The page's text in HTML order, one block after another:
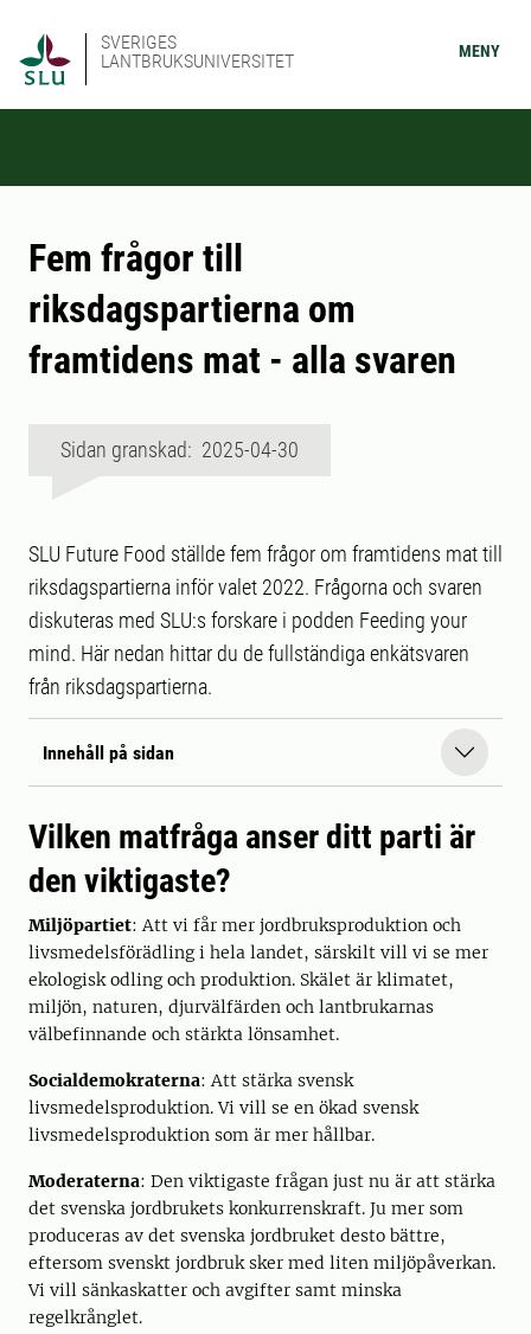
SVERIGES
LANTBRUKSUNIVERSITET
MENY
Fem frågor till
riksdagspartierna om
framtidens mat - alla svaren
Sidan granskad: 2025-04-30
SLU Future Food ställde fem frågor om framtidens mat till
riksdagspartierna inför valet 2022. Frågorna och svaren
diskuteras med SLU:s forskare i podden Feeding your
mind. Här nedan hittar du de fullständiga enkätsvaren
från riksdagspartierna.
Innehåll på sidan
Vilken matfråga anser ditt parti är
den viktigaste?
Miljöpartiet: Att vi får mer jordbruksproduktion och
livsmedelsförädling i hela landet, särskilt vill vi se mer
ekologisk odling och produktion. Skälet är klimatet,
miljön, naturen, djurvälfärden och lantbrukarnas
välbefinnande och stärkta lönsamhet.
Socialdemokraterna: Att stärka svensk
livsmedelsproduktion. Vi vill se en ökad svensk
livsmedelsproduktion som är mer hållbar.
Moderaterna: Den viktigaste frågan just nu är att stärka
det svenska jordbrukets konkurrenskraft. Ju mer som
produceras av det svenska jordbruket desto bättre,
eftersom svenskt jordbruk sker med liten miljöpåverkan.
Vi vill sänkaskatter och avgifter samt minska
regelkrånglet.